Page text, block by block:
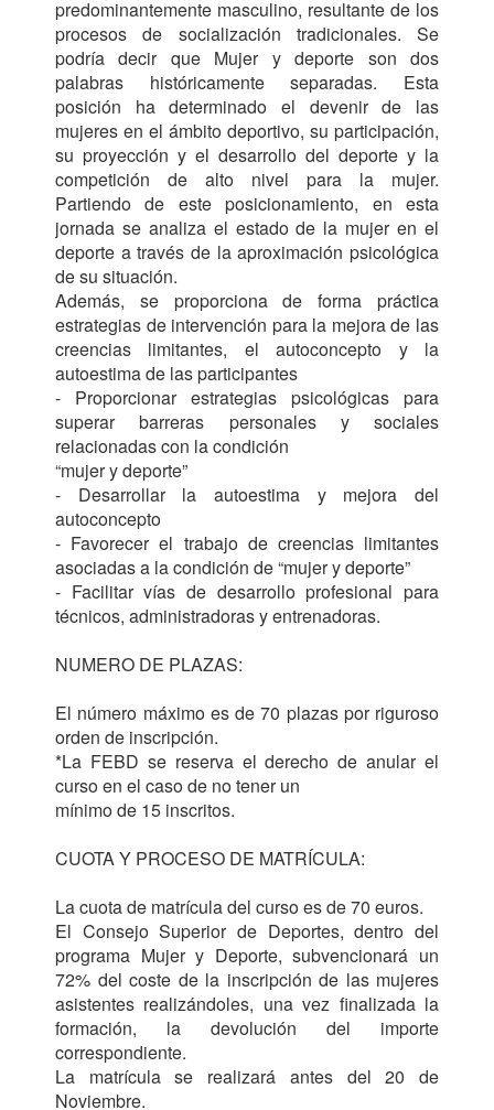
predominantemente masculino, resultante de los
procesos de socialización tradicionales. Se
podría decir que Mujer y deporte son dos
palabras históricamente separadas. Esta
posición ha determinado el devenir de las
mujeres en el ámbito deportivo, su participación,
su proyección y el desarrollo del deporte y la
competición de alto nivel para la mujer.
Partiendo de este posicionamiento, en esta
jornada se analiza el estado de la mujer en el
deporte a través de la aproximación psicológica
de su situación.
Además, se proporciona de forma práctica
estrategias de intervención para la mejora de las
creencias limitantes, el autoconcepto y la
autoestima de las participantes
- Proporcionar estrategias psicológicas para
superar barreras personales y sociales
relacionadas con la condición
“mujer y deporte”
- Desarrollar la autoestima y mejora del
autoconcepto
- Favorecer el trabajo de creencias limitantes
asociadas a la condición de “mujer y deporte”
- Facilitar vías de desarrollo profesional para
técnicos, administradoras y entrenadoras.
NUMERO DE PLAZAS:
El número máximo es de 70 plazas por riguroso
orden de inscripción.
*La FEBD se reserva el derecho de anular el
curso en el caso de no tener un
mínimo de 15 inscritos.
CUOTA Y PROCESO DE MATRÍCULA:
La cuota de matrícula del curso es de 70 euros.
El Consejo Superior de Deportes, dentro del
programa Mujer y Deporte, subvencionará un
72% del coste de la inscripción de las mujeres
asistentes realizándoles, una vez finalizada la
formación, la devolución del importe
correspondiente.
La matrícula se realizará antes del 20 de
Noviembre.